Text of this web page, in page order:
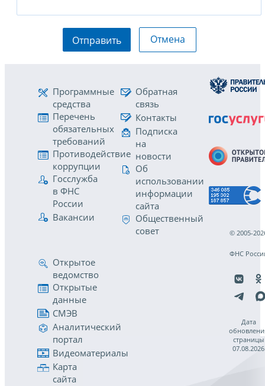
Отправить Отмена
Программные
средства
Перечень
обязательных
требований
Противодействие
коррупции
Госслужба
в ФНС
России
Вакансии
Обратная
связь
Контакты
Подписка
на
новости
Об
использовании
информации
сайта
Общественный
совет
Открытое
ведомство
Открытые
данные
СМЭВ
Аналитический
портал
Видеоматериалы
Карта
сайта
© 2005-
ФНС
Дата
страницы
07.08.2026